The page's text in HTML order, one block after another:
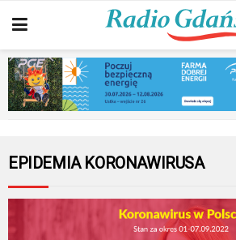
EPIDEMIA KORONAWIRUSA